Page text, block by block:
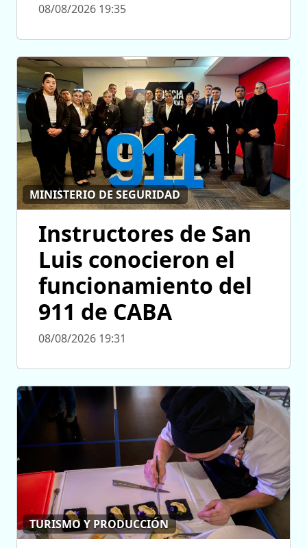
08/08/2026 19:35
MINISTERIO DE SEGURIDAD
Instructores de San
Luis conocieron el
funcionamiento del
911 de CABA
08/08/2026 19:31
TURISMO Y PRODUCCIÓN